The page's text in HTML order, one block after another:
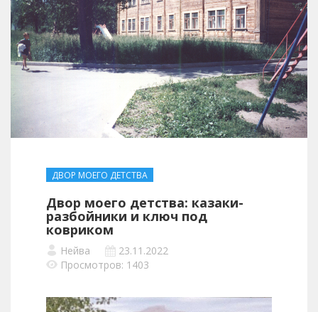
ДВОР МОЕГО ДЕТСТВА
Двор моего детства: казаки-
разбойники и ключ под
ковриком
Нейва
23.11.2022
Просмотров: 1403